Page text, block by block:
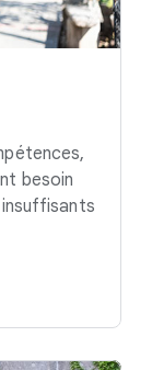
besoin